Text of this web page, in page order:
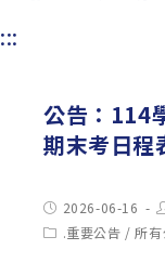
:::
公告：114
期末考日程
Post
published:
2026-06-16
Post.重要公告 / 所